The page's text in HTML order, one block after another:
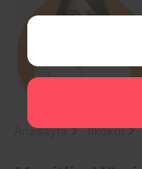
Anasayfa İlkokul